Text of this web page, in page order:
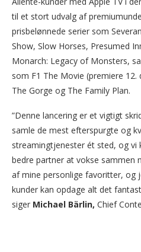
til et stort udvalg af
prisbelønnede serier som
Show, Slow Horses, Presumed
Monarch: Legacy of Monsters,
som F1 The Movie (premiere
The Gorge og The Family Plan.
”Denne lancering er et vigtigt
samle de mest efterspurgte og
streamingtjenester ét sted, og vi
bedre partner at vokse sammen
af mine personlige favoritter, og
kunder kan opdage alt det
siger Michael Bärlin, Chief